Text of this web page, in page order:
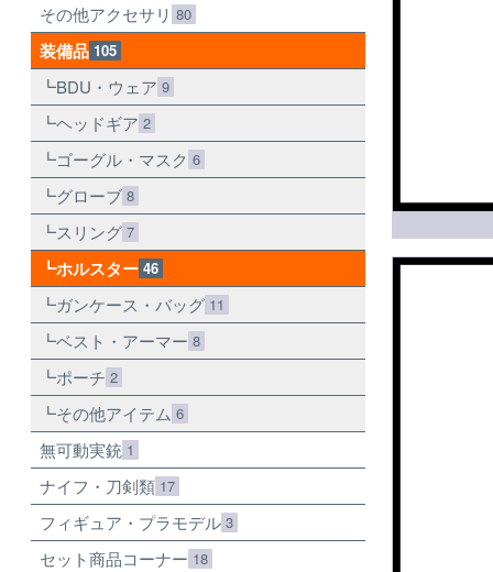
その他アクセサリ 80
装備品 105
BDU・ウェア 9
ヘッドギア 2
ゴーグル・マスク 6
グローブ 8
スリング 7
ホルスター 46
ガンケース・バッグ 11
ベスト・アーマー 8
ポーチ 2
その他アイテム 6
無可動実銃 1
ナイフ・刀剣類 17
フィギュア・プラモデル 3
セット商品コーナー 18